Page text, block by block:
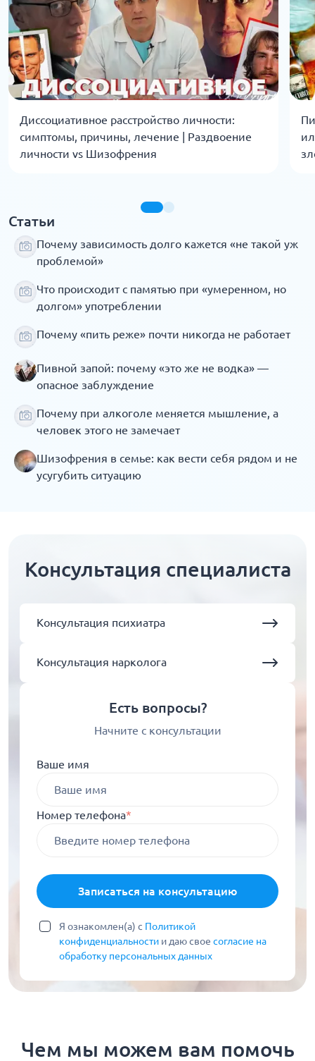
Диссоциативное расстройство личности:
симптомы, причины, лечение | Раздвоение
личности vs Шизофрения
Статьи
Почему зависимость долго кажется «не такой уж
проблемой»
Что происходит с памятью при «умеренном, но
долгом» употреблении
Почему «пить реже» почти никогда не работает
Пивной запой: почему «это же не водка» —
опасное заблуждение
Почему при алкоголе меняется мышление, а
человек этого не замечает
Шизофрения в семье: как вести себя рядом и не
усугубить ситуацию
Консультация специалиста
Консультация психиатра
Консультация нарколога
Есть вопросы?
Начните с консультации
Ваше имя
Номер телефона*
Записаться на консультацию
Я ознакомлен(а) с Политикой
конфиденциальности и даю свое согласие на
обработку персональных данных
Чем мы можем вам помочь